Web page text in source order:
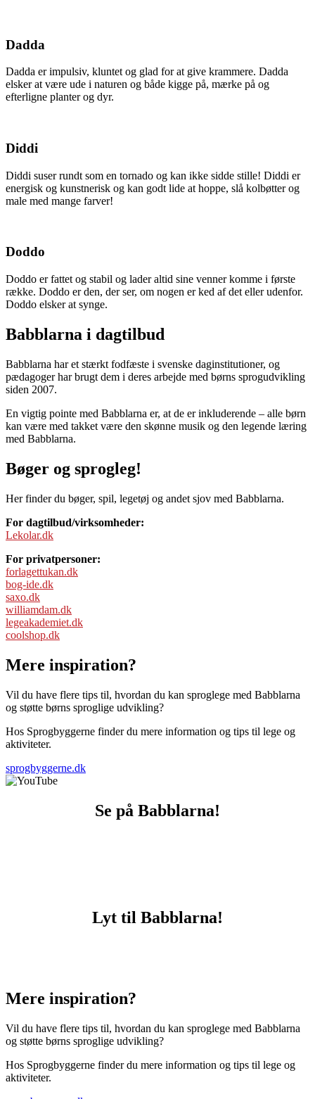
Dadda
Dadda er impulsiv, kluntet og glad for at give krammere. Dadda
elsker at være ude i naturen og både kigge på, mærke på og
efterligne planter og dyr.
Diddi
Diddi suser rundt som en tornado og kan ikke sidde stille! Diddi er
energisk og kunstnerisk og kan godt lide at hoppe, slå kolbøtter og
male med mange farver!
Doddo
Doddo er fattet og stabil og lader altid sine venner komme i første
række. Doddo er den, der ser, om nogen er ked af det eller udenfor.
Doddo elsker at synge.
Babblarna i dagtilbud
Babblarna har et stærkt fodfæste i svenske daginstitutioner, og
pædagoger har brugt dem i deres arbejde med børns sprogudvikling
siden 2007.
En vigtig pointe med Babblarna er, at de er inkluderende – alle børn
kan være med takket være den skønne musik og den legende læring
med Babblarna.
Bøger og sprogleg!
Her finder du bøger, spil, legetøj og andet sjov med Babblarna.
For dagtilbud/virksomheder:
Lekolar.dk
For privatpersoner:
forlagettukan.dk
bog-ide.dk
saxo.dk
williamdam.dk
legeakademiet.dk
coolshop.dk
Mere inspiration?
Vil du have flere tips til, hvordan du kan sproglege med Babblarna
og støtte børns sproglige udvikling?
Hos Sprogbyggerne finder du mere information og tips til lege og
aktiviteter.
sprogbyggerne.dk
Se på Babblarna!
Lyt til Babblarna!
Mere inspiration?
Vil du have flere tips til, hvordan du kan sproglege med Babblarna
og støtte børns sproglige udvikling?
Hos Sprogbyggerne finder du mere information og tips til lege og
aktiviteter.